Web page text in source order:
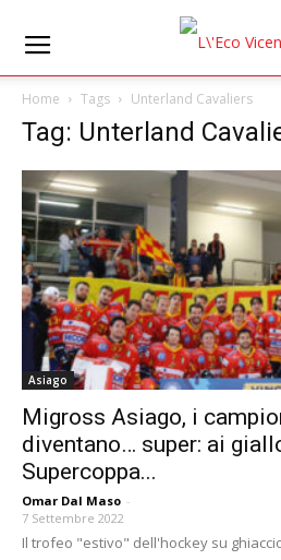
Home Tags Unterland Cavaliers
Tag: Unterland
Asiago
Migross Asiago, i
diventano… super: ai
Supercoppa...
Omar Dal Maso -
7 Settembre 2022
Il trofeo "estivo" dell'hockey su